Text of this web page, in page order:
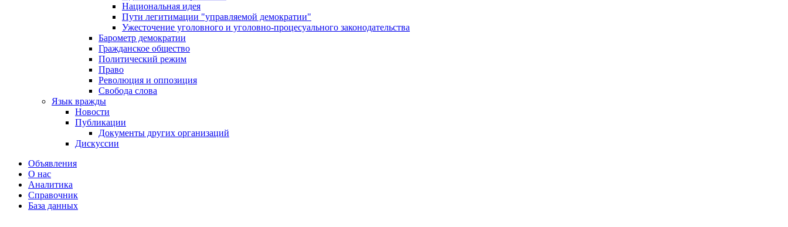
Национальная идея
Пути легитимации "управляемой демократии"
Ужесточение уголовного и уголовно-процесуального законодательства
Барометр демократии
Гражданское общество
Политический режим
Право
Революция и оппозиция
Свобода слова
Язык вражды
Новости
Публикации
Документы других организаций
Дискуссии
Объявления
О нас
Аналитика
Справочник
База данных